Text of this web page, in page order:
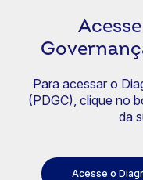
Para acessar o
(PDGC), clique no
da
Acesse o